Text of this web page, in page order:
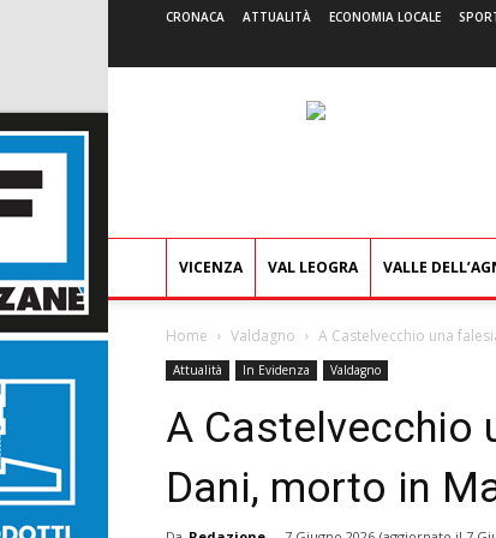
CRONACA ATTUALITÀ ECONOMIA LOCALE
VICENZA VAL LEOGRA VALLE
Home Valdagno A Castelvecchio una
Attualità In Evidenza Valdagno
A Castelvecchio
Dani, morto in